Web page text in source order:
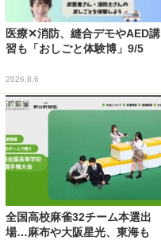
医療✕消防、縫合デモやAED講
習も「おしごと体験博」9/5
2026.8.6
全国高校麻雀32チーム本選出
場…麻布や大阪星光、東海も